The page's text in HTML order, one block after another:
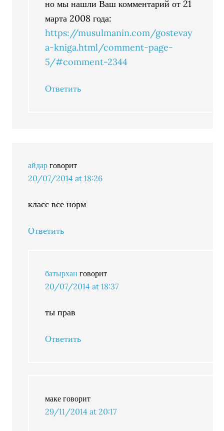
но мы нашли Ваш комментарий от 21
марта 2008 года:
https://musulmanin.com/gostevay
a-kniga.html/comment-page-
5/#comment-2344
Ответить
айдар говорит
20/07/2014 at 18:26
класс все норм
Ответить
батырхан говорит
20/07/2014 at 18:37
ты прав
Ответить
маке говорит
29/11/2014 at 20:17